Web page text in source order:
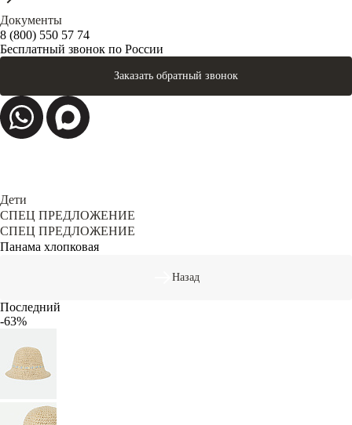
Документы
8 (800) 550 57 74
Бесплатный звонок по России
Заказать обратный звонок
Дети
СПЕЦ ПРЕДЛОЖЕНИЕ
СПЕЦ ПРЕДЛОЖЕНИЕ
Панама хлопковая
Назад
Последний
-63%